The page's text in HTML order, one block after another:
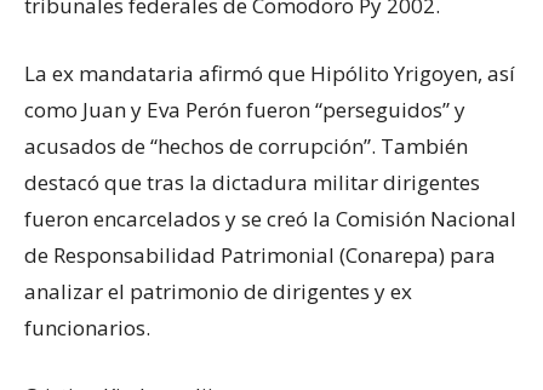
La ex mandataria afirmó que Hipólito Yrigoyen, así
como Juan y Eva Perón fueron “perseguidos” y
acusados de “hechos de corrupción”. También
destacó que tras la dictadura militar dirigentes
fueron encarcelados y se creó la Comisión Nacional
de Responsabilidad Patrimonial (Conarepa) para
analizar el patrimonio de dirigentes y ex
funcionarios.